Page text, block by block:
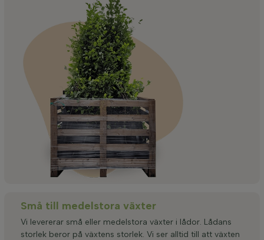
Små till medelstora växter
Vi levererar små eller medelstora växter i lådor. Lådans
storlek beror på växtens storlek. Vi ser alltid till att växten